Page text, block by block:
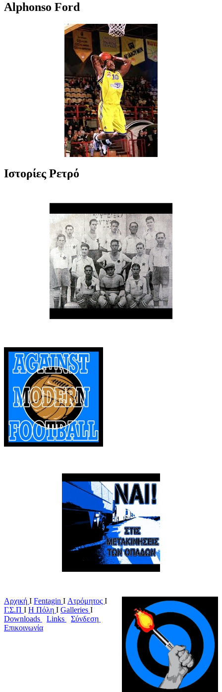
Alphonso Ford
Ιστορίες Ρετρό
Αρχική Ι Fentagin I Ατρόμητος Ι
Γ.Σ.Π Ι Η Πόλη Ι Galleries I
Downloads
Links Σύνδεση
Επικοινωνία